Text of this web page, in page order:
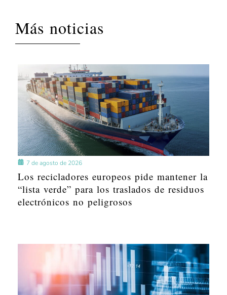
Más noticias
7 de agosto de 2026
Los recicladores europeos pide mantener la
“lista verde” para los traslados de residuos
electrónicos no peligrosos